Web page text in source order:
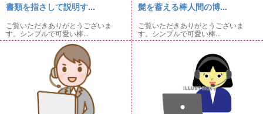
書類を指さして説明す...
ご覧いただきありがとうございま
す。シンプルで可愛い棒...
髭を蓄える棒人間の博...
ご覧いただきありがとうございま
す。シンプルで可愛い棒...